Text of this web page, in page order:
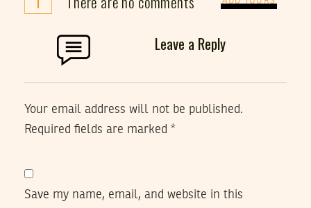
Leave a Reply
Your email address will not be published.
Required fields are marked *
Save my name, email, and website in this